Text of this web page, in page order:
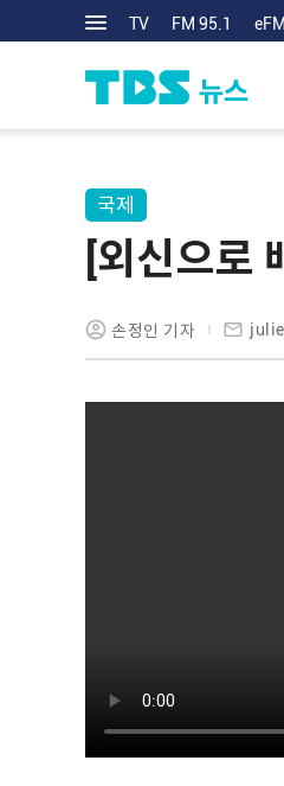
TV FM 95.1
국제
[외신으로
손정인 기자